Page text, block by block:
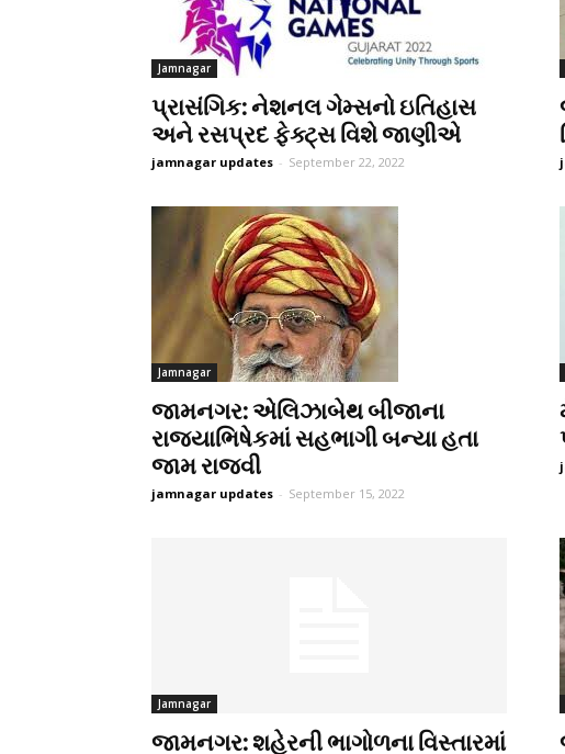
Jamnagar
પ્રાસંગિક: નેશનલ ગેમ્સનો ઇતિહાસ
અને રસપ્રદ ફેક્ટ્સ વિશે જાણીએ
jamnagar updates - September 22, 2022
Jamnagar
જામનગર: એલિઝાબેથ બીજાના
રાજ્યાભિષેકમાં સહભાગી બન્યા હતા
જામ રાજવી
jamnagar updates - September 15, 2022
Jamnagar
જામનગર: શહેરની ભાગોળના વિસ્તારમાં